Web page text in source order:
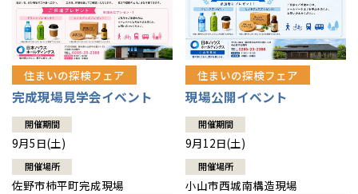
住まいの探検フェア
完成現場見学会イベント
開催期間
9月5日(土)
開催場所
佐野市柿平町完成現場
住まいの探検フェア
現場公開イベント
開催期間
9月12日(土)
開催場所
小山市西城南構造現場